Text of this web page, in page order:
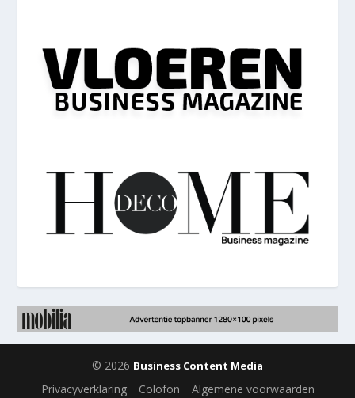
© 2026 Business Content Media
Privacyverklaring Colofon Algemene voorwaarden